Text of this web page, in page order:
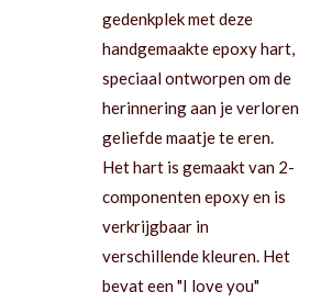
gedenkplek met deze
handgemaakte epoxy hart,
speciaal ontworpen om de
herinnering aan je verloren
geliefde maatje te eren.
Het hart is gemaakt van 2-
componenten epoxy en is
verkrijgbaar in
verschillende kleuren. Het
bevat een "I love you"